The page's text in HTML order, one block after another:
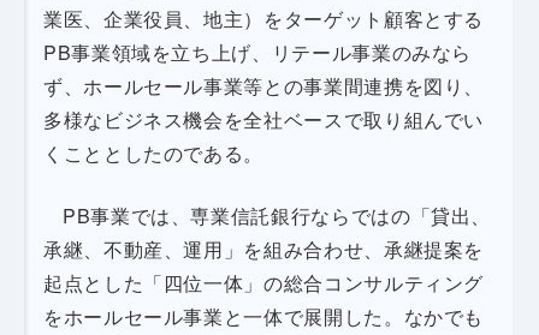
業医、企業役員、地主）をターゲット顧客とする
PB事業領域を立ち上げ、リテール事業のみなら
ず、ホールセール事業等との事業間連携を図り、
多様なビジネス機会を全社ベースで取り組んでい
くこととしたのである。
PB事業では、専業信託銀行ならではの「貸出、
承継、不動産、運用」を組み合わせ、承継提案を
起点とした「四位一体」の総合コンサルティング
をホールセール事業と一体で展開した。なかでも